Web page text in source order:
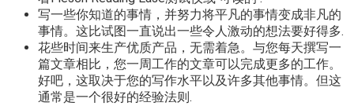
写一些你知道的事情，并努力将平凡的事情变成非凡的
事情。这比试图一直说出一些令人激动的想法要好得多.
花些时间来生产优质产品，无需着急。与您每天撰写一
篇文章相比，您一周工作的文章可以完成更多的工作。
好吧，这取决于您的写作水平以及许多其他事情。但这
通常是一个很好的经验法则.